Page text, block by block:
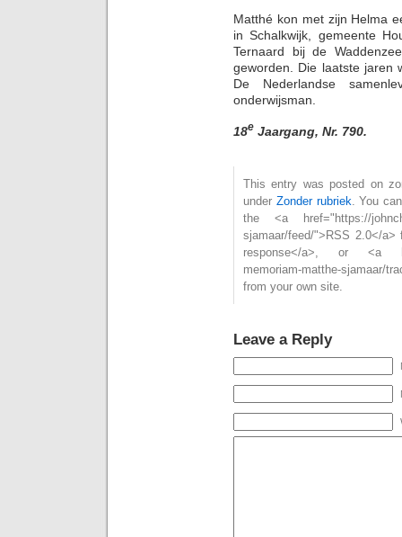
Matthé kon met zijn Helma
in Schalkwijk, gemeente
Ternaard bij de
geworden. Die laatste jaren
De Nederlandse
onderwijsman.
18e Jaargang, Nr. 790.
This entry was posted on
under Zonder rubriek. You
the <a href="https://
sjamaar/feed/">RSS 2.0</
response</a>, or <a
memoriam-matthe-sjamaar/
from your own site.
Leave a Reply